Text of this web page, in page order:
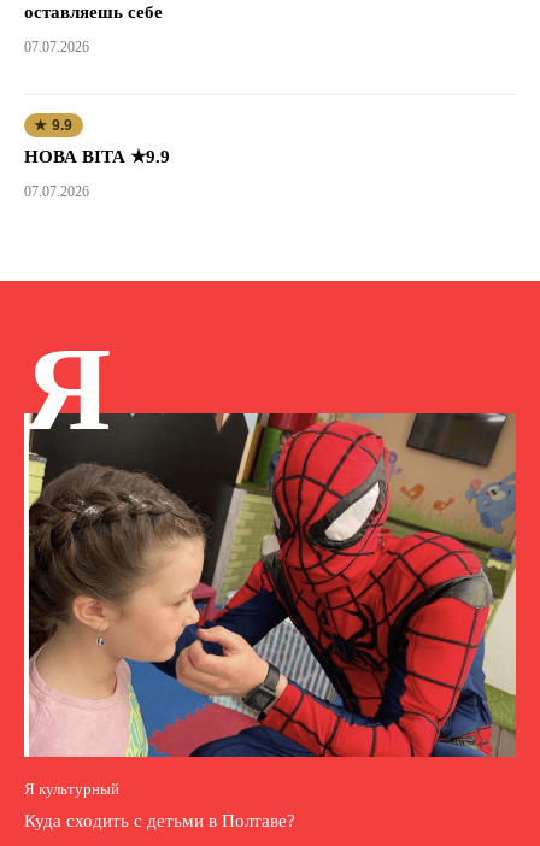
оставляешь себе
07.07.2026
★ 9.9
НОВА ВІТА ★9.9
07.07.2026
Я
Я культурный
Куда сходить с детьми в Полтаве?